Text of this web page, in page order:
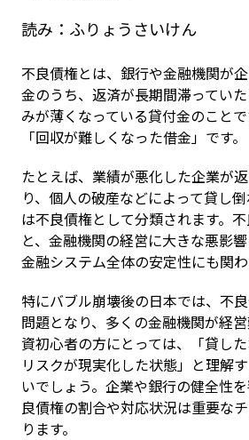
読み： ふりょうさいけん
不良債権とは、銀行や金融機関が
金のうち、返済が長期間滞ってい
みが薄くなっている貸付金のこと
「回収が難しくなった借金」です。
たとえば、業績が悪化した企業が
り、個人の破産などによって貸し
は不良債権として分類されます。
と、金融機関の経営に大きな悪影
金融システム全体の安定性にも関わ
特にバブル崩壊後の日本では、不
問題となり、多くの金融機関が経
資初心者の方にとっては、「貸し
リスクが現実化した状態」と理解
いでしょう。企業や銀行の健全性
良債権の割合や対応状況は重要な
ります。